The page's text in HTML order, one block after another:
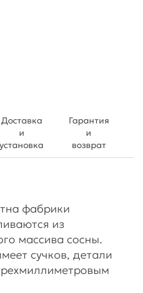
Доставка
и
установка
Гарантия
и
возврат
фабрики
из
массива сосны.
сучков, детали